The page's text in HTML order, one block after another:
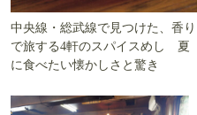
中央線・総武線で見つけた、香り
で旅する4軒のスパイスめし 夏
に食べたい懐かしさと驚き